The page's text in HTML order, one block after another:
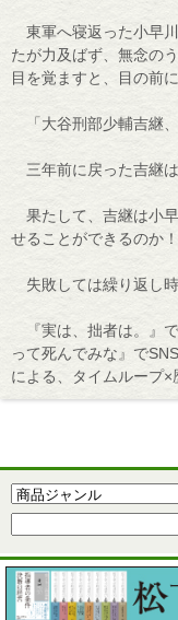
東軍へ寝返った小早
たが力及ばず、無念の
目を覚ますと、目の前
「大谷刑部少輔吉継、
三年前に戻った吉継
果たして、吉継は小
せることができるのか
失敗しては繰り返し
『実は、拙者は。』
って死んでみな』で
による、タイムループ×